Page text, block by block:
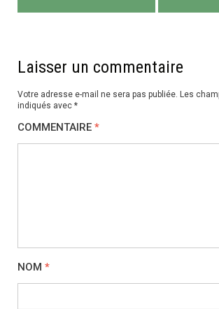
Laisser un commentaire
Votre adresse e-mail ne sera pas publiée. Les
indiqués avec *
COMMENTAIRE *
NOM *